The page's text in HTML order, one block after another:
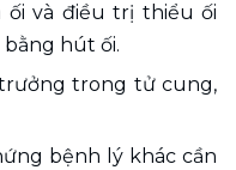
ối và điều trị thiểu ối
hút ối.
trong tử cung,
bệnh lý khác cần